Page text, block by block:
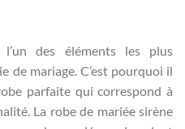
des éléments les plus
de mariage. C’est pourquoi il
parfaite qui correspond à
La robe de mariée sirène